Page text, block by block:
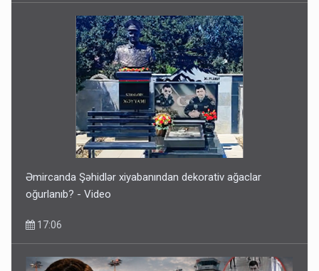
Əmircanda Şəhidlər xiyabanından dekorativ ağaclar
oğurlanıb? - Video
17:06